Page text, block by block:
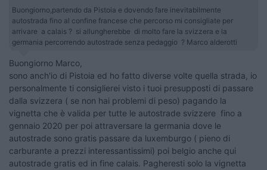
Buongiorno,partendo da Pistoia e dovendo fare inevitabilmente
autostrada fino al confine francese che percorso mi consigliate per
arrivare a calais ? si allungherebbe di molto fare la svizzera e la
germania percorrendo autostrade senza pedaggio ? Marco alderotti
Buongiorno Marco,
sono anch'io di Pistoia ed ho fatto diverse volte quella strada, io
personalmente ti consiglierei visto i tuoi presupposti di passare
dalla svizzera ( se non hai problemi di peso) pagando la
vignetta che è valida per tutte le autostrade svizzere fino a
gennaio 2020 per poi attraversare la germania dove le
autostrade sono gratis passare da luxemburgo ( pieno di
carburante a prezzi interessantissimi) poi belgio anche qui
autostrade gratis ed in fine calais. Pagheresti solo la vignetta